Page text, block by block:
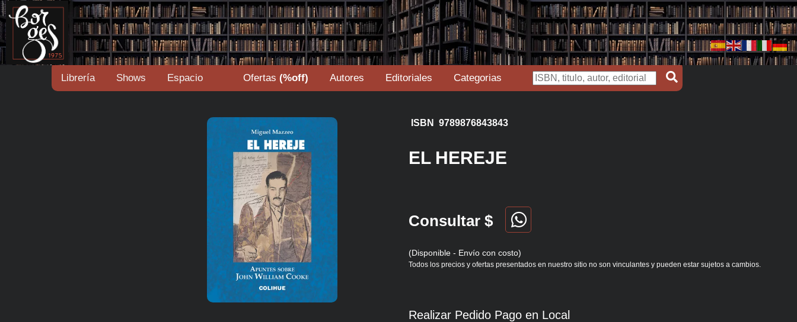
Librería Shows Espacio Ofertas (%off) Autores Editoriales Categorias
ISBN 9789876843843
EL HEREJE
Consultar $
(Disponible - Envío con costo)
Todos los precios y ofertas presentados en nuestro sitio no son vinculantes y pueden estar sujetos a cambios.
Realizar Pedido Pago en Local